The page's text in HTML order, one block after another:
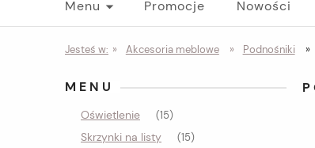
Menu Promocje Nowości
Jesteś w: » Akcesoria meblowe » Podnośniki »
MENU
Oświetlenie (15)
Skrzynki na listy (15)